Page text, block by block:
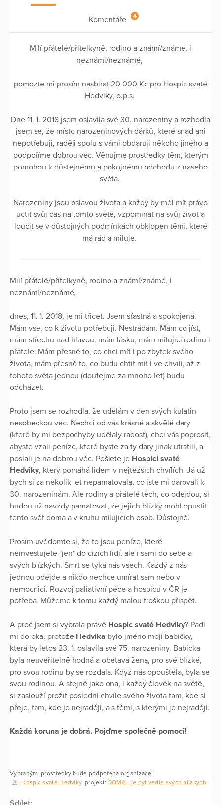
Komentáře 4
Milí přátelé/přítelkyně, rodino a známí/známé, i
neznámí/neznámé,
pomozte mi prosím nasbírat 20 000 Kč pro Hospic svaté
Hedviky, o.p.s.
Dne 11. 1. 2018 jsem oslavila své 30. narozeniny a rozhodla
jsem se, že místo narozeninových dárků, které snad ani
nepotřebuji, raději spolu s vámi obdaruji někoho jiného a
podpoříme dobrou věc. Věnujme prostředky těm, kterým
pomohou k důstejnému a pokojnému odchodu z našeho
světa.
Narozeniny jsou oslavou života a každý by měl mít právo
uctít svůj čas na tomto světě, vzpomínat na svůj život a
loučit se v důstojných podmínkách obklopen těmi, které
má rád a miluje.
Milí přátelé/přítelkyně, rodino a známí/známé, i
neznámí/neznámé,
dnes, 11. 1. 2018, je mi třicet. Jsem šťastná a spokojená.
Mám vše, co k životu potřebuji. Nestrádám. Mám co jíst,
mám střechu nad hlavou, mám lásku, mám milující rodinu i
přátele. Mám přesně to, co chci mít i po zbytek svého
života, mám přesně to, co budu chtít mít i ve chvíli, až z
tohoto světa jednou (doufejme za mnoho let) budu
odcházet.
Proto jsem se rozhodla, že udělám v den svých kulatin
nesobeckou věc. Nechci od vás krásné a skvělé dary
(které by mi bezpochyby udělaly radost), chci vás poprosit,
abyste vzali peníze, které byste za ty dary jinak utratili, a
poslali je na dobrou věc. Pošlete je Hospici svaté
Hedviky, který pomáhá lidem v nejtěžších chvílích. Já už
bych si za několik let nepamatovala, co jste mi darovali k
30. narozeninám. Ale rodiny a přátelé těch, co odejdou, si
budou už navždy pamatovat, že jejich blízký mohl opustit
tento svět doma a v kruhu milujících osob. Důstojně.
Prosím uvědomte si, že to jsou peníze, které
neinvestujete "jen" do cizích lidí, ale i sami do sebe a
svých blízkých. Smrt se týká nás všech. Každý z nás
jednou odejde a nikdo nechce umírat sám nebo v
nemocnici. Rozvoj paliativní péče a hospiců v ČR je
potřeba. Můžeme k tomu každý malou troškou přispět.
A proč jsem si vybrala právě Hospic svaté Hedviky? Padl
mi do oka, protože Hedvika bylo jméno mojí babičky,
která by letos 23. 1. oslavila své 75. narozeniny. Babička
byla neuvěřitelně hodná a obětavá žena, pro své blízké,
pro svou rodinu by se rozdala. Když nás opouštěla, byla se
svou rodinou. A stejně jako ona, i každý člověk na světě,
si zaslouží prožít poslední chvíle svého života tam, kde si
přeje, tam, kde je nejraději, a s těmi, s kterými je nejraději.
Každá koruna je dobrá. Pojďme společně pomoci!
Vybranými prostředky bude podpořena organizace:
Hospic svaté Hedviky, projekt: DOMA - je být vedle svých blízkých